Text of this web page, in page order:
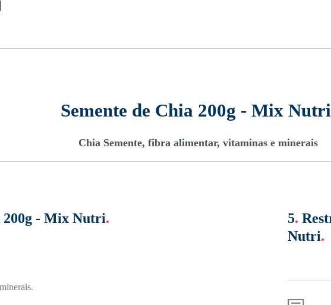
Semente de Chia 200g - Mix Nutri
Chia Semente, fibra alimentar, vitaminas e minerais
200g - Mix Nutri. 5.
Nutri.